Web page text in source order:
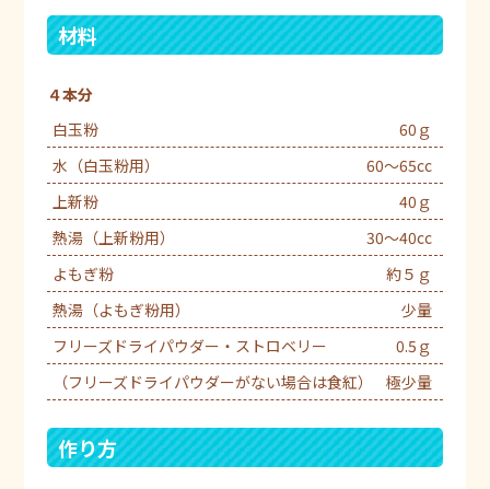
材料
４本分
白玉粉
60ｇ
水（白玉粉用）
60～65cc
上新粉
40ｇ
熱湯（上新粉用）
30～40cc
よもぎ粉
約５ｇ
熱湯（よもぎ粉用）
少量
フリーズドライパウダー・ストロベリー
0.5ｇ
（フリーズドライパウダーがない場合は食紅）
極少量
作り方